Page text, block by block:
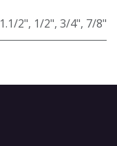
1.1/2", 1/2", 3/4", 7/8"